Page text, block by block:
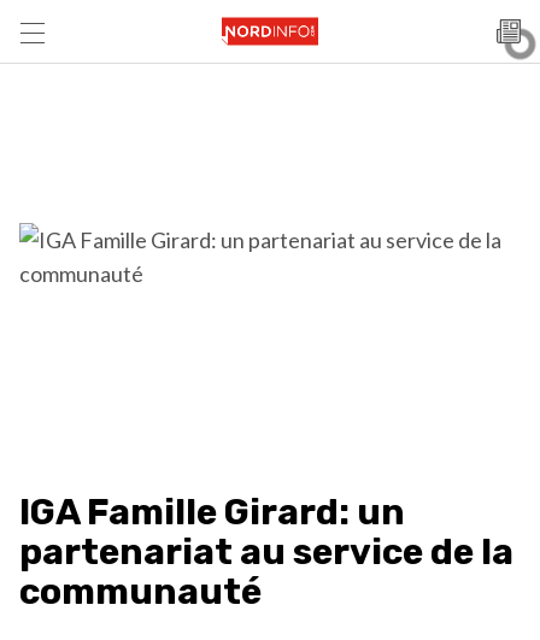
IGA Famille Girard: un
partenariat au service de la
communauté